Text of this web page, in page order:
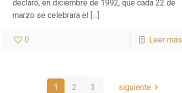
declaró, en diciembre de 1992, que cada 22 de
marzo se celebrara el […]
0 Leer más
1 2 3 siguiente